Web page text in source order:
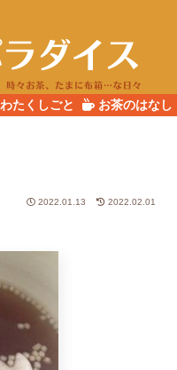
わたくしごと お茶のはなし
2022.01.13 2022.02.01